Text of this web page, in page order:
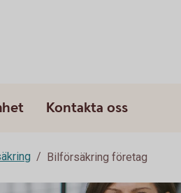
Kontakta oss
Bilförsäkring företag